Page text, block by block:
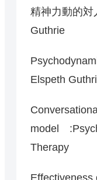
精神力動的
Guthrie
Elspeth
model
Therapy
Effectiveness